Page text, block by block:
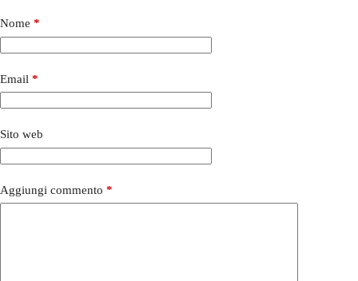
Nome *
Email *
Sito web
Aggiungi commento *